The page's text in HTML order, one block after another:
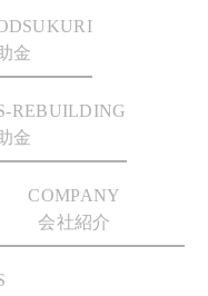
金
REBUILDING
金
COMPANY
会社紹介